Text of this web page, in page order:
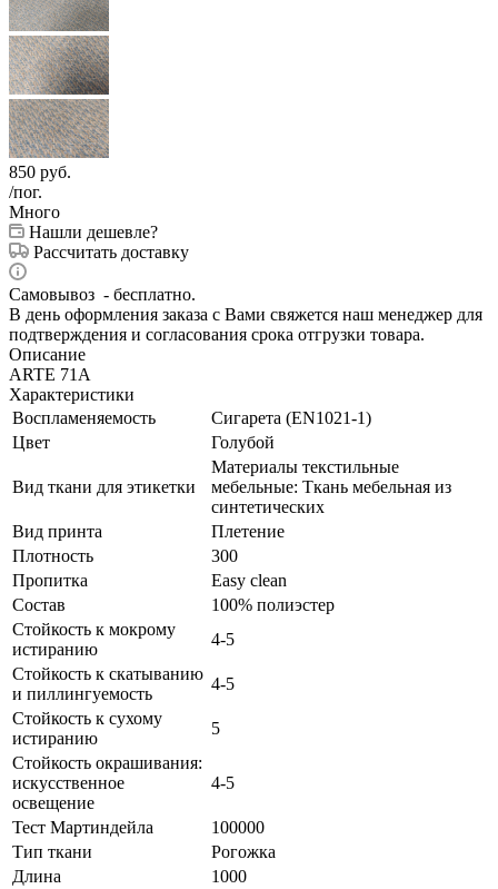
850 руб.
/пог.
Много
Нашли дешевле?
Рассчитать доставку
Самовывоз - бесплатно.
В день оформления заказа с Вами свяжется наш менеджер для
подтверждения и согласования срока отгрузки товара.
Описание
ARTE 71A
Характеристики
Воспламеняемость
Сигарета (EN1021-1)
Цвет
Голубой
Вид ткани для этикетки
Материалы текстильные
мебельные: Ткань мебельная из
синтетических
Вид принта
Плетение
Плотность
300
Пропитка
Easy clean
Состав
100% полиэстер
Стойкость к мокрому
истиранию
4-5
Стойкость к скатыванию
и пиллингуемость
4-5
Стойкость к сухому
истиранию
5
Стойкость окрашивания:
искусственное
освещение
4-5
Тест Мартиндейла
100000
Тип ткани
Рогожка
Длина
1000